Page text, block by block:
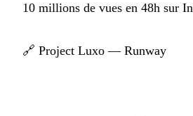
10 millions de vues en 48h sur
🔗 Project Luxo — Runway